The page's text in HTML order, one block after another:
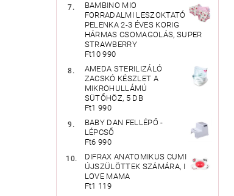
BAMBINO MIO
FORRADALMI LESZOKTATÓ
PELENKA 2-3 ÉVES KORIG
HÁRMAS CSOMAGOLÁS, SUPER
STRAWBERRY
Ft10 990
AMEDA STERILIZÁLÓ
ZACSKÓ KÉSZLET A
MIKROHULLÁMÚ
SÜTŐHÖZ, 5 DB
Ft1 990
BABY DAN FELLÉPŐ -
LÉPCSŐ
Ft6 990
DIFRAX ANATOMIKUS CUMI
ÚJSZÜLÖTTEK SZÁMÁRA, I
LOVE MAMA
Ft1 119